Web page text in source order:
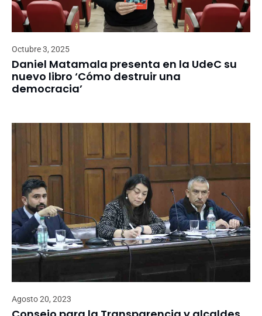
Octubre 3, 2025
Daniel Matamala presenta en la UdeC su
nuevo libro ‘Cómo destruir una
democracia’
Agosto 20, 2023